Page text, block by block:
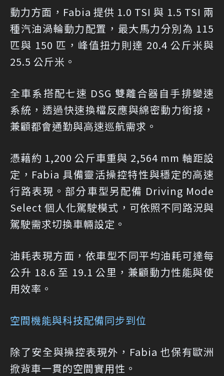
動力方面，Fabia 提供 1.0 TSI 與 1.5 TSI 兩
種汽油渦輪動力配置，最大馬力分別為 115
匹與 150 匹，峰值扭力則達 20.4 公斤米與
25.5 公斤米。
全車系搭配七速 DSG 雙離合器自手排變速
系統，透過快速換檔反應與綿密動力銜接，
兼顧都會通勤與高速巡航需求。
憑藉約 1,200 公斤車重與 2,564 mm 軸距設
定，Fabia 具備靈活操控特性與穩定的高速
行路表現。部分車型另配備 Driving Mode
Select 個人化駕駛模式，可依照不同路況與
駕駛需求切換車輛設定。
油耗表現方面，依車型不同平均油耗可達每
公升 18.6 至 19.1 公里，兼顧動力性能與使
用效率。
空間機能與科技配備同步到位
除了安全與操控表現外，Fabia 也保有歐洲
掀背車一貫的空間實用性。